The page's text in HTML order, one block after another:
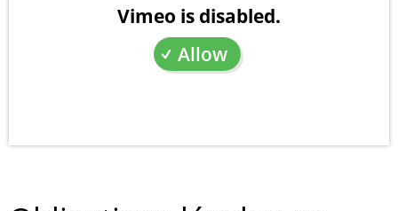
Vimeo is disabled.
Allow